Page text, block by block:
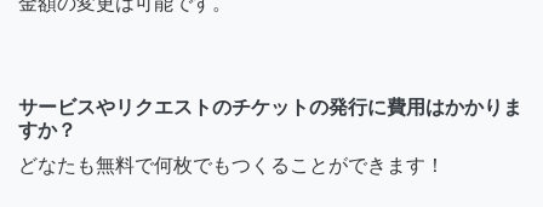
サービスやリクエストのチケットの発行に費用はかかりま
すか？
どなたも無料で何枚でもつくることができます！